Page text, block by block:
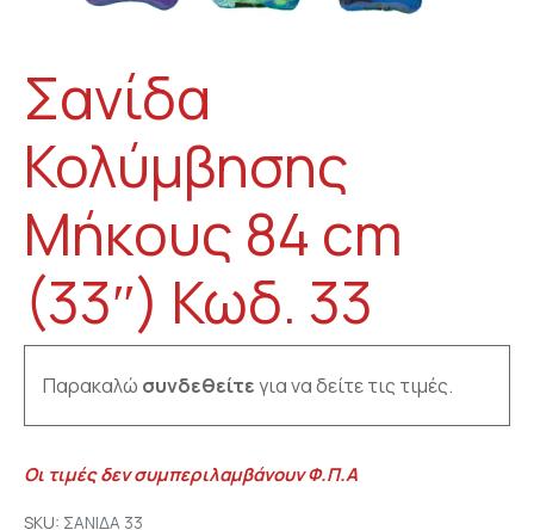
Σανίδα
Κολύμβησης
Μήκους 84 cm
(33″) Κωδ. 33
Παρακαλώ συνδεθείτεγια να δείτε τις τιμές.
Οι τιμές δεν συμπεριλαμβάνουν Φ.Π.Α
SKU: ΣΑΝΙΔΑ 33